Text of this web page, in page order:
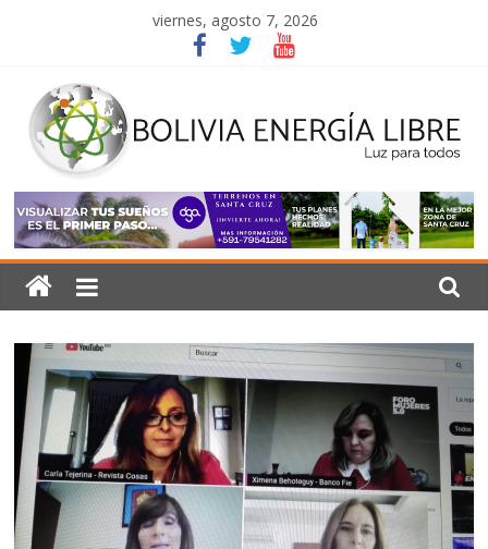
viernes, agosto 7, 2026
Bolivia
Energía
Libre
Luz
para
todos